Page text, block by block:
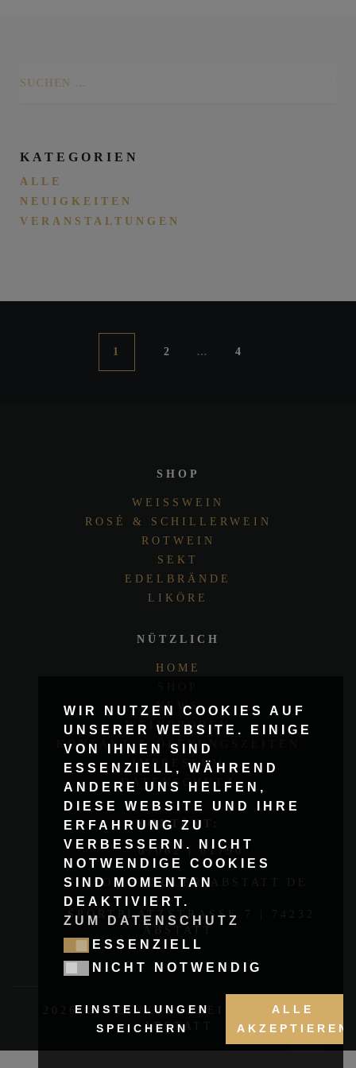
KATEGORIEN
ALLE
NEUIGKEITEN
VERANSTALTUNGEN
1 2 … 4
SHOP
WEISSWEIN
ROSÉ & SCHILLERWEIN
ROTWEIN
SEKT
EDELBRÄNDE
LIKÖRE
NÜTZLICH
HOME
NEWS
WEINPROBEN
KONTAKT & ÖFFNUNGSZEITEN
IMPRESSUM
DATENSCHUTZ
KONTAKT:
07062 | 61790
INFO@WANGLER-ABSTATT.DE
SPORTPLATZSTRASSE 7 | 74232
ABSTATT
2026 © WEINKELLEREI WANGLER,
ABSTATT
WIR NUTZEN COOKIES AUF
UNSERER WEBSITE. EINIGE
VON IHNEN SIND
ESSENZIELL, WÄHREND
ANDERE UNS HELFEN,
DIESE WEBSITE UND IHRE
ERFAHRUNG ZU
VERBESSERN. NICHT
NOTWENDIGE COOKIES
SIND MOMENTAN
DEAKTIVIERT.
ZUM DATENSCHUTZ
ESSENZIELL
ESSENZIELL
NICHT NOTWENDIG
NICHT NOTWENDIG
EINSTELLUNGEN
SPEICHERN
ALLE
AKZEPTIEREN